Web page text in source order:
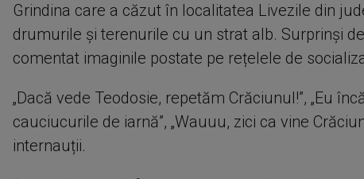
Grindina care a căzut în localitatea Livezile din
drumurile și terenurile cu un strat alb. Surprinși
comentat imaginile postate pe rețelele de
„Dacă vede Teodosie, repetăm Crăciunul!”, „Eu
cauciucurile de iarnă”, „Wauuu, zici ca vine
internauții.